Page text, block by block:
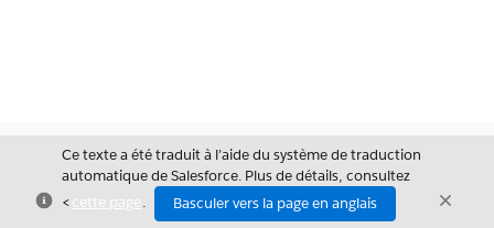
Fermer
Ce texte a été traduit à l’aide du système de traduction
automatique de Salesforce. Plus de détails, consultez
<cette page .
Basculer vers la page en anglais
Fermer